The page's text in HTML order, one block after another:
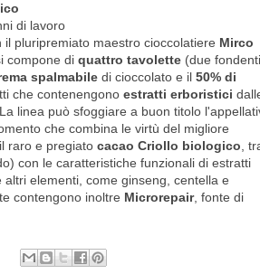
di lavoro
il pluripremiato maestro cioccolatiere Mirco
compone di quattro tavolette (due
spalmabile di cioccolato e il 50% di
che contenengono estratti erboristici
linea può sfoggiare a buon titolo
che combina le virtù del migliore
raro e pregiato cacao Criollo biologico,
con le caratteristiche funzionali di estratti
altri elementi, come ginseng, centella e
contengono inoltre Microrepair, fonte di